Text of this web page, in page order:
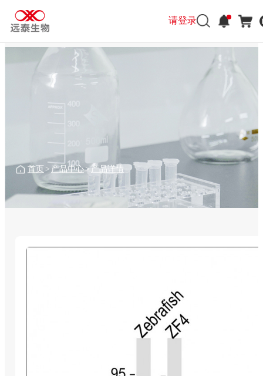
请登录
首页 > 产品中心> 产品详情